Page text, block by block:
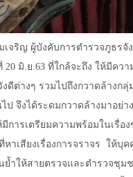
จริญ ผู้บังคับการตำรวจภูธรจั
20 มิ.ย.63 ที่ใกล้จะถึง ให้มีควา
ดีต่างๆ รวมไปถึงกวาดล้างก
ป จึงได้ระดมกวาดล้างมาอย่
มีการเตรียมความพร้อมในเรื่
าเสียงเรื่องการจราจร
ให้บุค
ย้ำให้สายตรวจและตำรวจชุ